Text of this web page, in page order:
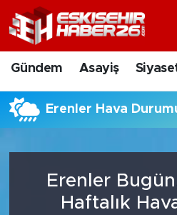
Gündem Asayiş
Erenler Hava
Erenler
Haftalık
Gündem
Asayiş
Siyaset
Sağlık
Nöbetçi Eczaneler
Hava Durumu
Trafik Durumu
Tüm Manşetler